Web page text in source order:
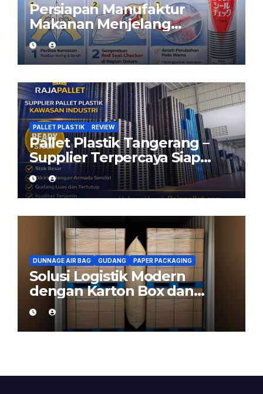
Persiapan Manufaktur
Makanan Menjelang
Ramadan: Pastikan Kemasan
Aman dengan Red Seal
Checker
PALLET PLASTIK REVIEW
Pallet Plastik Tangerang –
Supplier Terpercaya Siap
Kirim dari Cikarang
DUNNAGE AIR BAG GUDANG PAPER PACKAGING
Solusi Logistik Modern
dengan Karton Box dan
Dunnage Air Bag